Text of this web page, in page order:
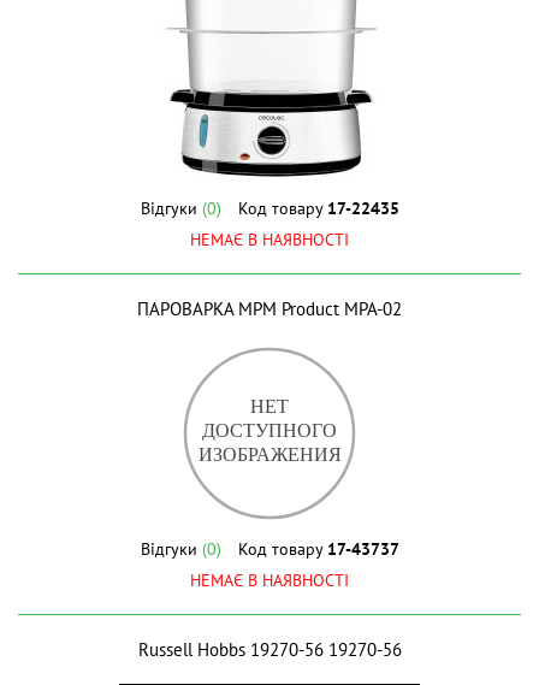
Відгуки (0) Код товару 17-22435
НЕМАЄ В НАЯВНОСТІ
ПАРОВАРКА MPM Product MPA-02
Відгуки (0) Код товару 17-43737
НЕМАЄ В НАЯВНОСТІ
Russell Hobbs 19270-56 19270-56